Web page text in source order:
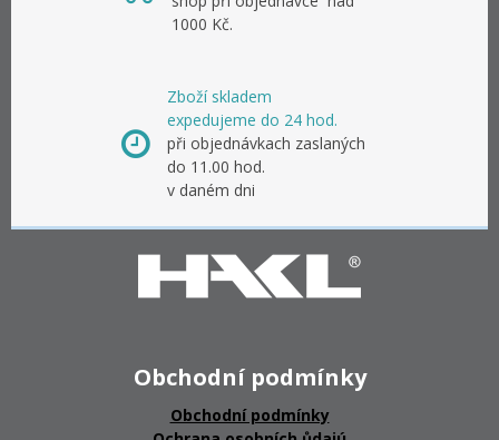
1000 Kč.
Zboží skladem
expedujeme do 24 hod.
při objednávkach zaslaných
do 11.00 hod.
v daném dni
Obchodní podmínky
Obchodní podmínky